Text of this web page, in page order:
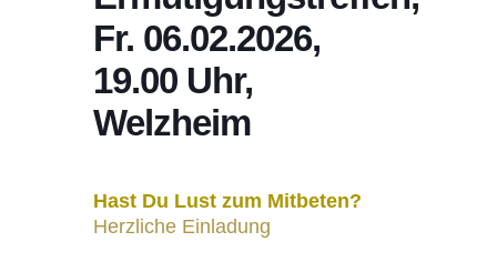
Fr. 06.02.2026,
19.00 Uhr,
Welzheim
Hast Du Lust zum Mitbeten?
Herzliche Einladung